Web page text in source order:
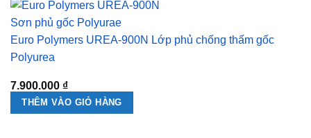
Euro Polymers UREA-900N Lớp phủ chống thấm gốc
Polyurea
7.900.000 ₫
THÊM VÀO GIỎ HÀNG